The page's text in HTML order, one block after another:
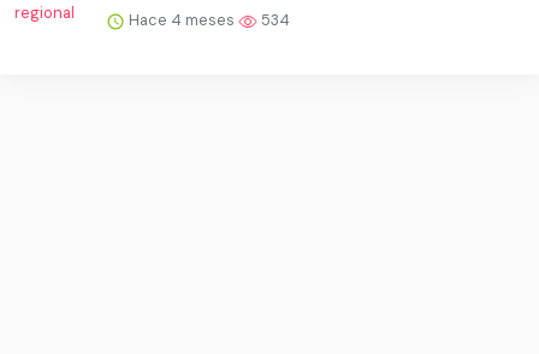
Hace 4 meses 534